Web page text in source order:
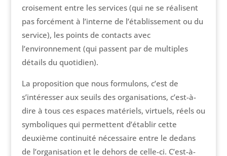
croisement entre les services (qui ne se réalisent
pas forcément à l’interne de l’établissement ou du
service), les points de contacts avec
l’environnement (qui passent par de multiples
détails du quotidien).
La proposition que nous formulons, c’est de
s’intéresser aux seuils des organisations, c’est-à-
dire à tous ces espaces matériels, virtuels, réels ou
symboliques qui permettent d’établir cette
deuxième continuité nécessaire entre le dedans
de l’organisation et le dehors de celle-ci. C’est-à-